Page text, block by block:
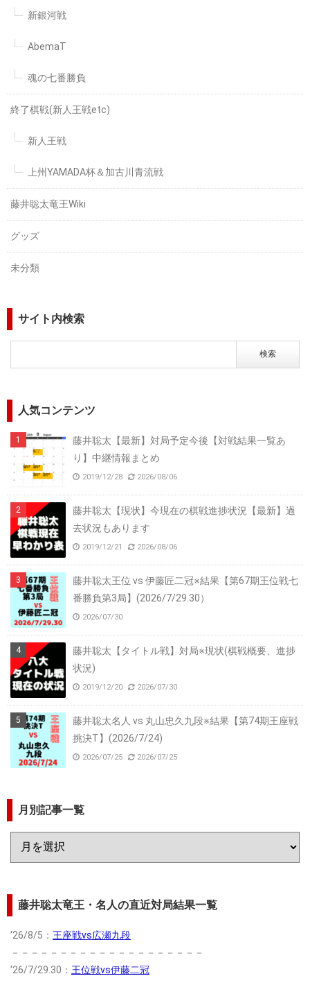
新銀河戦
AbemaT
魂の七番勝負
終了棋戦(新人王戦etc)
新人王戦
上州YAMADA杯＆加古川青流戦
藤井聡太竜王Wiki
グッズ
未分類
サイト内検索
人気コンテンツ
藤井聡太【最新】対局予定今後【対戦結果一覧あ
り】中継情報まとめ
2019/12/28 2026/08/06
藤井聡太【現状】今現在の棋戦進捗状況【最新】過
去状況もあります
2019/12/21 2026/08/06
藤井聡太王位 vs 伊藤匠二冠※結果【第67期王位戦七
番勝負第3局】(2026/7/29.30）
2026/07/30
藤井聡太【タイトル戦】対局※現状(棋戦概要、進捗
状況)
2019/12/20 2026/07/30
藤井聡太名人 vs 丸山忠久九段※結果【第74期王座戦
挑決T】(2026/7/24)
2026/07/25 2026/07/25
月別記事一覧
藤井聡太竜王・名人の直近対局結果一覧
'26/8/5： 王座戦vs広瀬九段
－－－－－－－－－－－－－－－－－－－－
'26/7/29.30： 王位戦vs伊藤二冠